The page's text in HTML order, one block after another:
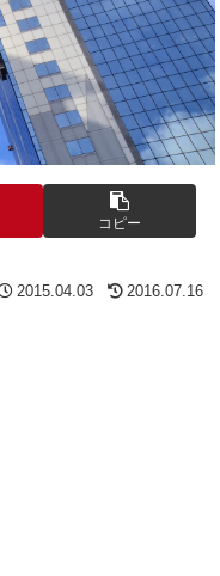
コピー
2015.04.03 2016.07.16